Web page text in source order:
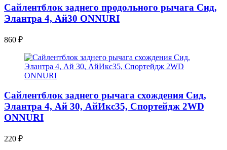
Сайлентблок заднего продольного рычага Сид,
Элантра 4, Ай30 ONNURI
860 ₽
Сайлентблок заднего рычага схождения Сид,
Элантра 4, Ай 30, АйИкс35, Спортейдж 2WD
ONNURI
220 ₽